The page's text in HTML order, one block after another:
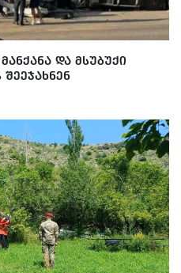
ᲓᲐ ᲛᲡᲣᲑᲣᲥᲘ